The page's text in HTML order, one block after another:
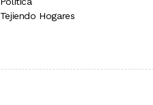
Tejiendo Hogares